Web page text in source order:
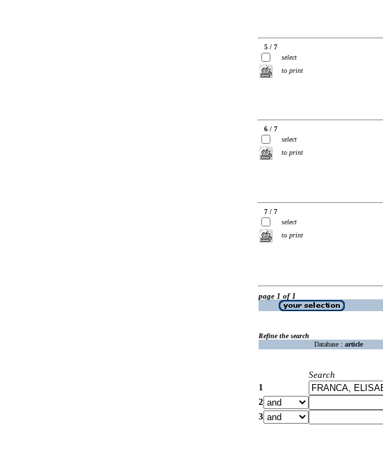
5 / 7
select
to print
6 / 7
select
to print
7 / 7
select
to print
page 1 of 1
Refine the search
Database : article
Search
1
2
3